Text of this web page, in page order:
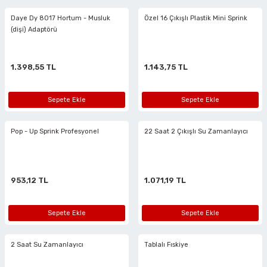
Daye Dy 8017 Hortum - Musluk
(dişi) Adaptörü
1.398,55 TL
Sepete Ekle
Özel 16 Çıkışlı Plastik Mini Sprink
1.143,75 TL
Sepete Ekle
Pop - Up Sprink Profesyonel
953,12 TL
Sepete Ekle
22 Saat 2 Çıkışlı Su Zamanlayıcı
1.071,19 TL
Sepete Ekle
2 Saat Su Zamanlayıcı Tablalı Fıskiye